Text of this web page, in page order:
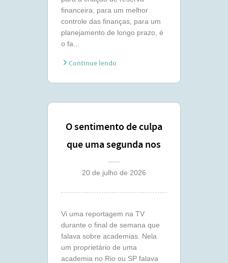
financeira, para um melhor
controle das finanças, para um
planejamento de longo prazo, é
o fa...
Continue lendo
O sentimento de culpa
que uma segunda nos
traz
20 de julho de 2026
Vi uma reportagem na TV
durante o final de semana que
falava sobre academias. Nela
um proprietário de uma
academia no Rio ou SP falava